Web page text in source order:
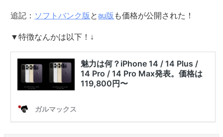
追記： ソフトバンク版 とau版 も価格が公開された！
▼特徴なんかは以下！↓